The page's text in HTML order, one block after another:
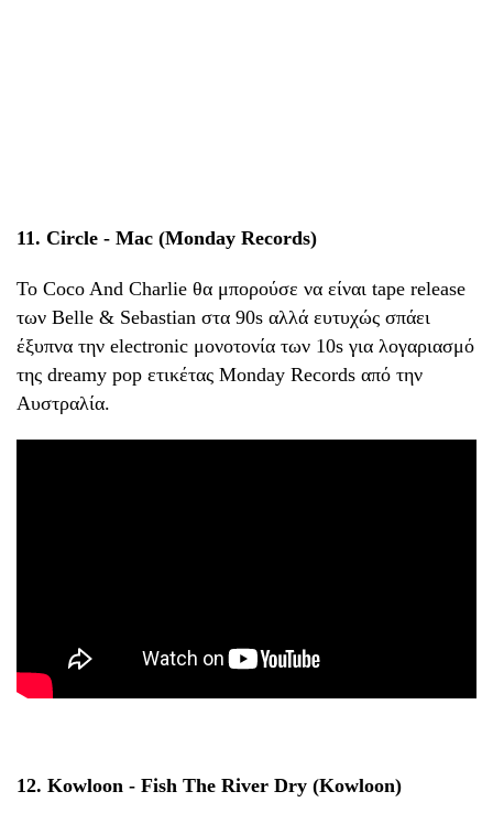
11. Circle - Mac (Monday Records)
Το Coco And Charlie θα μπορούσε να είναι tape release
των Belle & Sebastian στα 90s αλλά ευτυχώς σπάει
έξυπνα την electronic μονοτονία των 10s για λογαριασμό
της dreamy pop ετικέτας Monday Records από την
Αυστραλία.
12. Kowloon - Fish The River Dry (Kowloon)